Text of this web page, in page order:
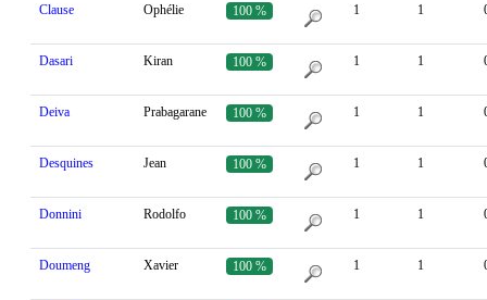
Clause Ophélie 100 % 1 1
Dasari Kiran 100 % 1 1
Deiva Prabagarane 100 % 1 1
Desquines Jean 100 % 1 1
Donnini Rodolfo 100 % 1 1
Doumeng Xavier 100 % 1 1